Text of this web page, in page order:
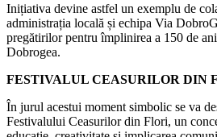
Inițiativa devine astfel un exemplu de
administrația locală și echipa Via
pregătirilor pentru împlinirea a 150 de
Dobrogea.
FESTIVALUL CEASURILOR DIN
În jurul acestui moment simbolic se va
Festivalului Ceasurilor din Flori, un